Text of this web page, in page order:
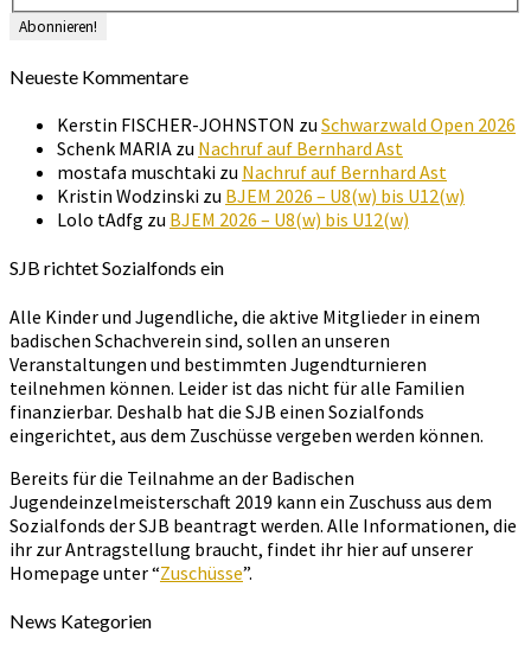
Neueste Kommentare
Kerstin FISCHER-JOHNSTON zu Schwarzwald Open 2026
Schenk MARIA zu Nachruf auf Bernhard Ast
mostafa muschtaki zu Nachruf auf Bernhard Ast
Kristin Wodzinski zu BJEM 2026 – U8(w) bis U12(w)
Lolo tAdfg zu BJEM 2026 – U8(w) bis U12(w)
SJB richtet Sozialfonds ein
Alle Kinder und Jugendliche, die aktive Mitglieder in einem
badischen Schachverein sind, sollen an unseren
Veranstaltungen und bestimmten Jugendturnieren
teilnehmen können. Leider ist das nicht für alle Familien
finanzierbar. Deshalb hat die SJB einen Sozialfonds
eingerichtet, aus dem Zuschüsse vergeben werden können.
Bereits für die Teilnahme an der Badischen
Jugendeinzelmeisterschaft 2019 kann ein Zuschuss aus dem
Sozialfonds der SJB beantragt werden. Alle Informationen, die
ihr zur Antragstellung braucht, findet ihr hier auf unserer
Homepage unter “Zuschüsse”.
News Kategorien